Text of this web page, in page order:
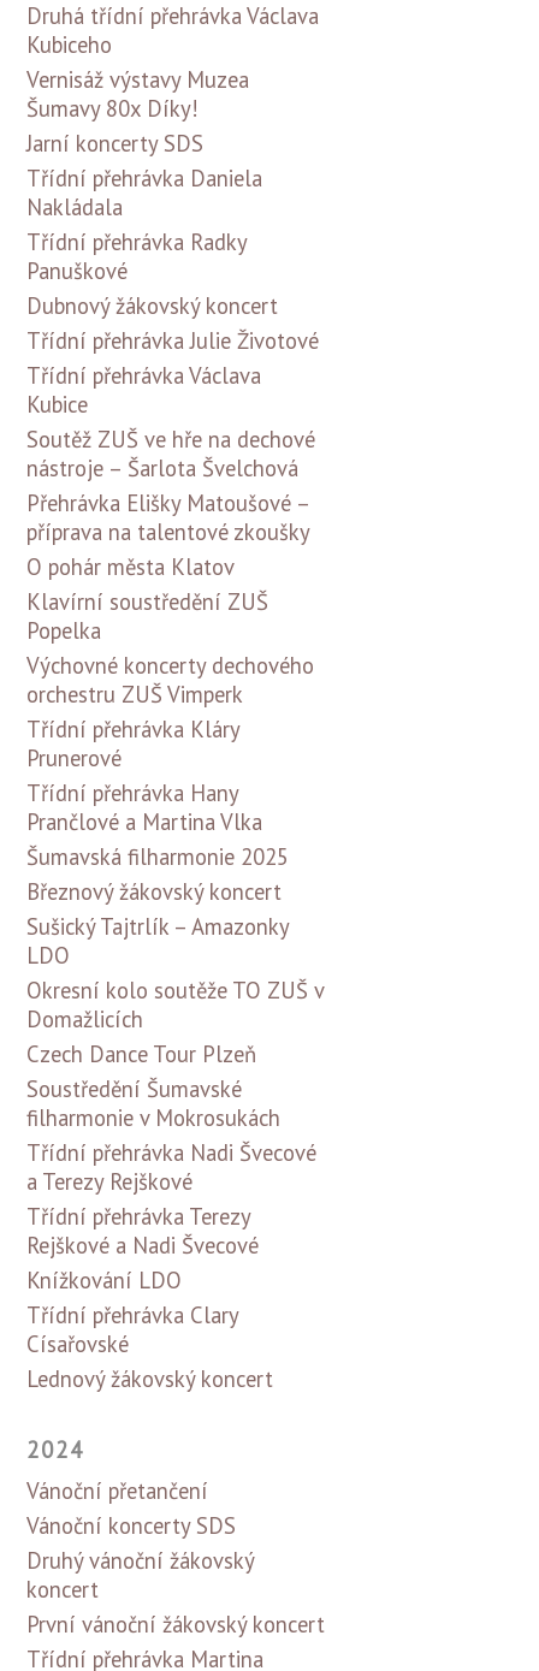
Druhá třídní přehrávka Václava
Kubiceho
Vernisáž výstavy Muzea
Šumavy 80x Díky!
Jarní koncerty SDS
Třídní přehrávka Daniela
Nakládala
Třídní přehrávka Radky
Panuškové
Dubnový žákovský koncert
Třídní přehrávka Julie Životové
Třídní přehrávka Václava
Kubice
Soutěž ZUŠ ve hře na dechové
nástroje – Šarlota Švelchová
Přehrávka Elišky Matoušové –
příprava na talentové zkoušky
O pohár města Klatov
Klavírní soustředění ZUŠ
Popelka
Výchovné koncerty dechového
orchestru ZUŠ Vimperk
Třídní přehrávka Kláry
Prunerové
Třídní přehrávka Hany
Prančlové a Martina Vlka
Šumavská filharmonie 2025
Březnový žákovský koncert
Sušický Tajtrlík – Amazonky
LDO
Okresní kolo soutěže TO ZUŠ v
Domažlicích
Czech Dance Tour Plzeň
Soustředění Šumavské
filharmonie v Mokrosukách
Třídní přehrávka Nadi Švecové
a Terezy Rejškové
Třídní přehrávka Terezy
Rejškové a Nadi Švecové
Knížkování LDO
Třídní přehrávka Clary
Císařovské
Lednový žákovský koncert
2024
Vánoční přetančení
Vánoční koncerty SDS
Druhý vánoční žákovský
koncert
První vánoční žákovský koncert
Třídní přehrávka Martina